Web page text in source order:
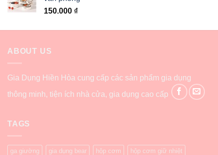
150.000 ₫
ABOUT US
Gia Dụng Hiền Hòa cung cấp các sản phẩm gia dụng
thông minh, tiện ích nhà cửa, gia dụng cao cấp
TAGS
ga giường gia dụng bear hộp cơm hộp cơm giữ nhiệt